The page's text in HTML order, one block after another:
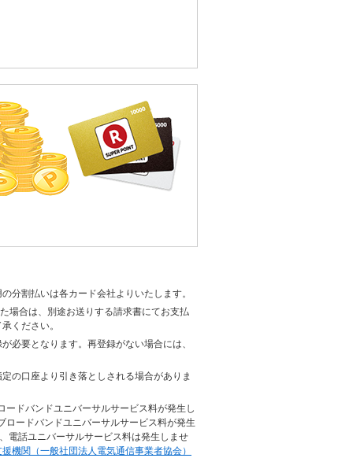
分割払いは各カード会社よりいたします。
場合は、別途お送りする請求書にてお支払
ください。
必要となります。再登録がない場合には、
の口座より引き落としされる場合がありま
ドバンドユニバーサルサービス料が発生し
ードバンドユニバーサルサービス料が発生
電話ユニバーサルサービス料は発生しませ
機関（一般社団法人電気通信事業者協会）